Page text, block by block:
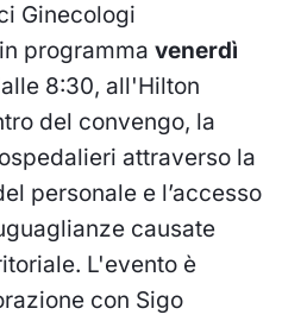
Ginecologi
programma venerdì
8:30, all'Hilton
del convengo, la
attraverso la
personale e l’accesso
causate
L'evento è
con Sigo